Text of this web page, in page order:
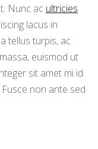
Nunc ac ultricies
lacus in
tellus turpis, ac
euismod ut
sit amet mi id
non ante sed